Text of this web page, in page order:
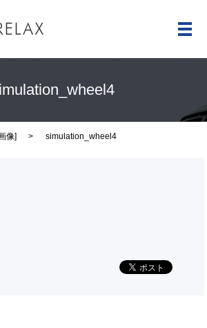
メ
像] simulation_wheel4